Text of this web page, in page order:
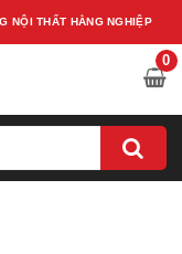
NỘI THẤT HẰNG NGHIỆP
0